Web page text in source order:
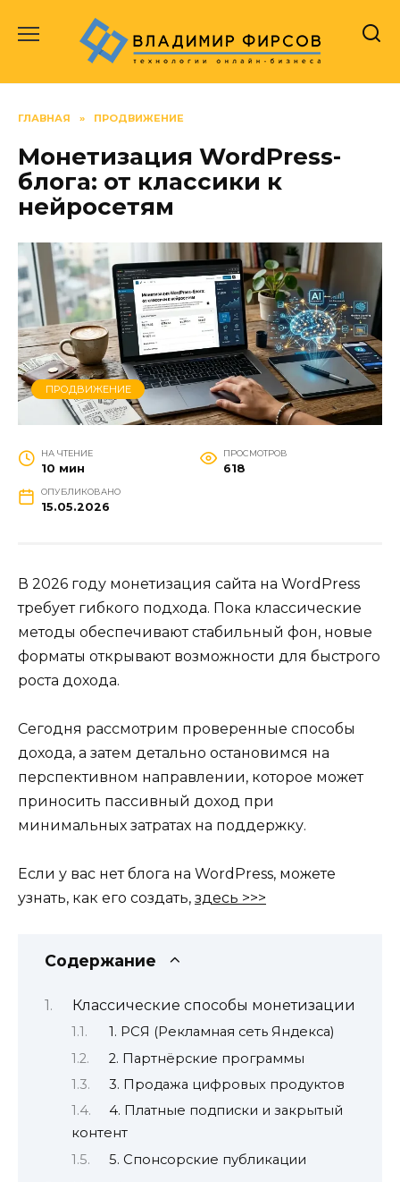
содержанию
ГЛАВНАЯ » ПРОДВИЖЕНИЕ
Монетизация WordPress-
блога: от классики к
нейросетям
ПРОДВИЖЕНИЕ
НА ЧТЕНИЕ
10 мин
ПРОСМОТРОВ
618
ОПУБЛИКОВАНО
15.05.2026
В 2026 году монетизация сайта на WordPress
требует гибкого подхода. Пока классические
методы обеспечивают стабильный фон, новые
форматы открывают возможности для быстрого
роста дохода.
Сегодня рассмотрим проверенные способы
дохода, а затем детально остановимся на
перспективном направлении, которое может
приносить пассивный доход при
минимальных затратах на поддержку.
Если у вас нет блога на WordPress, можете
узнать, как его создать, здесь >>>
Содержание
Классические способы монетизации
1. РСЯ (Рекламная сеть Яндекса)
2. Партнёрские программы
3. Продажа цифровых продуктов
4. Платные подписки и закрытый
контент
5. Спонсорские публикации